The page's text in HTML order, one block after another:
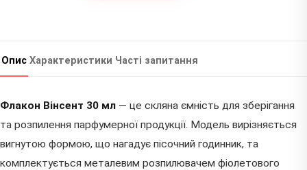
Опис Характеристики Часті запитання
Флакон Вінсент 30 мл — це скляна ємність для зберігання
та розпилення парфумерної продукції. Модель вирізняється
вигнутою формою, що нагадує пісочний годинник, та
комплектується металевим розпилювачем фіолетового